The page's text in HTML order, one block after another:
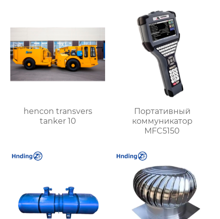
надежность
hencon transvers
tanker 10
Портативный
коммуникатор
MFC5150